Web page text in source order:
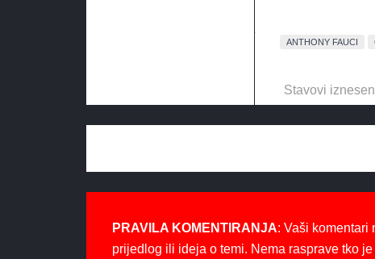
ANTHONY FAUCI
Stavovi
PRAVILA KOMENTIRANJA: Vaši komentari
prijedlog ili ideja o temi. Nema rasprave tko